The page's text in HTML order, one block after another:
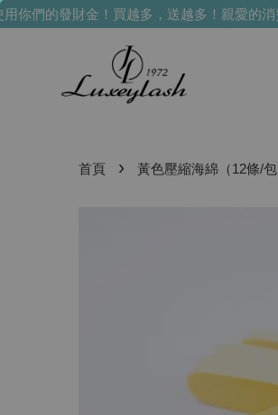
們的發財金！買越多，送越多！親愛的消費
首頁 › 黃色壓縮海綿（12條/